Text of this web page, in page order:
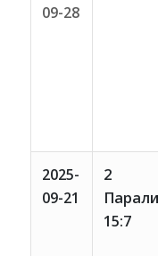
09-28
2025-
09-21
2
15:7